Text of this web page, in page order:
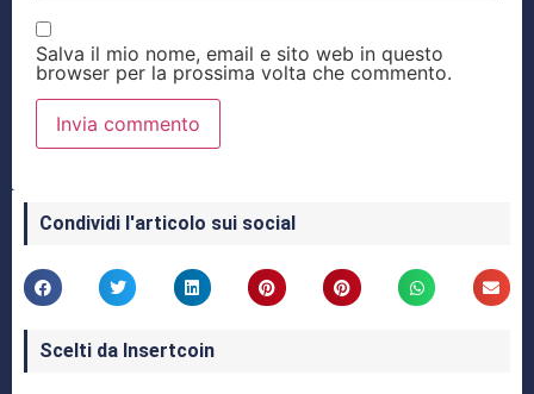
Salva il mio nome, email e sito web in questo
browser per la prossima volta che commento.
Condividi l'articolo sui social
Scelti da Insertcoin